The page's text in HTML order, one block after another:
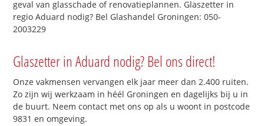
geval van glasschade of renovatieplannen. Glaszetter in
regio Aduard nodig? Bel Glashandel Groningen: 050-
2003229
Glaszetter in Aduard nodig? Bel ons direct!
Onze vakmensen vervangen elk jaar meer dan 2.400 ruiten.
Zo zijn wij werkzaam in héél Groningen en dagelijks bij u in
de buurt. Neem contact met ons op als u woont in postcode
9831 en omgeving.